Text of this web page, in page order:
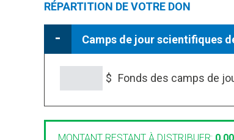
RÉPARTITION DE VOTRE DON
Camps de jour scientifiques
Fonds des camps de
$
fibre scientifique. Et
défavorisés. Parce